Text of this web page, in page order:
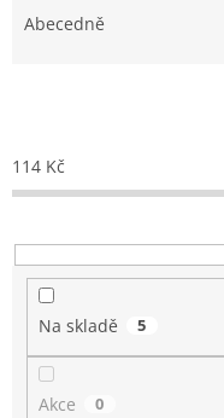
o
d
k
t
Abecedně
114 Kč
Na skladě 5
Akce 0